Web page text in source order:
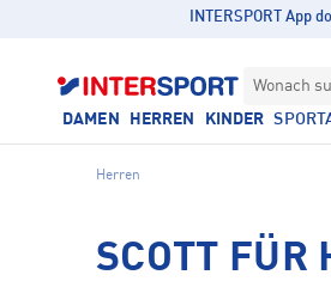
INTERSPORT App
Wonach
DAMEN HERREN KINDER
Herren
SCOTT FÜR